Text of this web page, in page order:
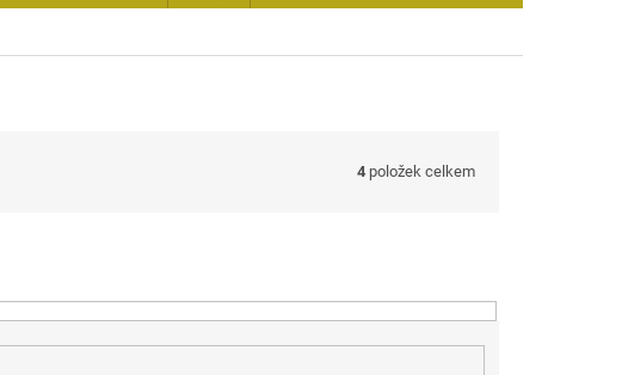
4 položek celkem